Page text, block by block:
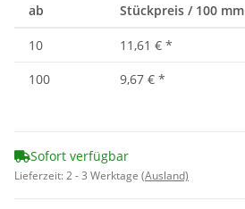
ab Stückpreis / 100 mm
10 11,61 € *
100
9,67 € *
Sofort verfügbar
Lieferzeit:2 - 3 Werktage (Ausland)